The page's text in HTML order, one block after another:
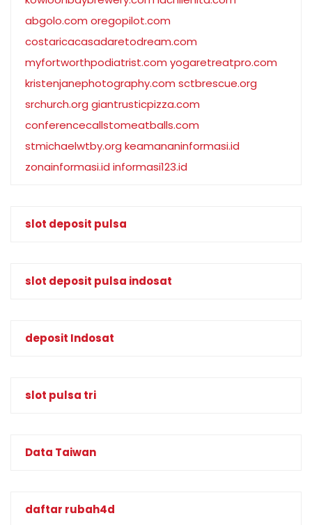
abgolo.com oregopilot.com
costaricacasadaretodream.com
myfortworthpodiatrist.com yogaretreatpro.com
kristenjanephotography.com sctbrescue.org
srchurch.org giantrusticpizza.com
conferencecallstomeatballs.com
stmichaelwtby.org keamananinformasi.id
zonainformasi.id informasi123.id
slot deposit pulsa
slot deposit pulsa indosat
deposit Indosat
slot pulsa tri
Data Taiwan
daftar rubah4d